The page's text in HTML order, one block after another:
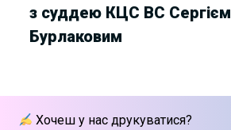
з суддею КЦС ВС Сергієм
Бурлаковим
Хочеш у нас друкуватися?